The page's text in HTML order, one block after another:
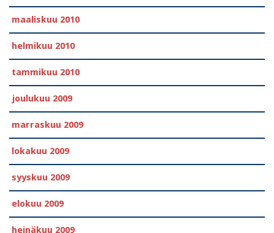
maaliskuu 2010
helmikuu 2010
tammikuu 2010
joulukuu 2009
marraskuu 2009
lokakuu 2009
syyskuu 2009
elokuu 2009
heinäkuu 2009